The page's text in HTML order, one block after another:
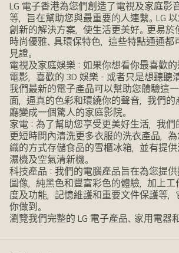
LG 電子香港為您們創造了電視及家庭影
等，旨在幫助您與最重要的人連繫。LG
創新的解決方案，使生活更美好。更易於
時尚優雅、具環保特色，這些特點通通
見證。
電視及家庭娛樂：如果你想看你最喜歡
電影，喜歡的 3D 娛樂 - 或者只是想聽聽
我們最新的電子產品可以幫助您體驗這
面，逼真的色彩和環繞你的聲音，我們
廳變成一個驚人的家庭影院。
家電：為了幫助您享受更美好生活，我
更短時間內清洗更多衣服的洗衣產品，
織的方式存儲食品的雪櫃冰箱，並有提
濕機及空氣清新機。
科技產品：我們的電腦產品旨在為您提
圖像，純黑色和豐富彩色的體驗，加上
度及功能，記憶維護和重要文件保護等
你做到。
瀏覽我們完整的 LG 電子產品、家用電器